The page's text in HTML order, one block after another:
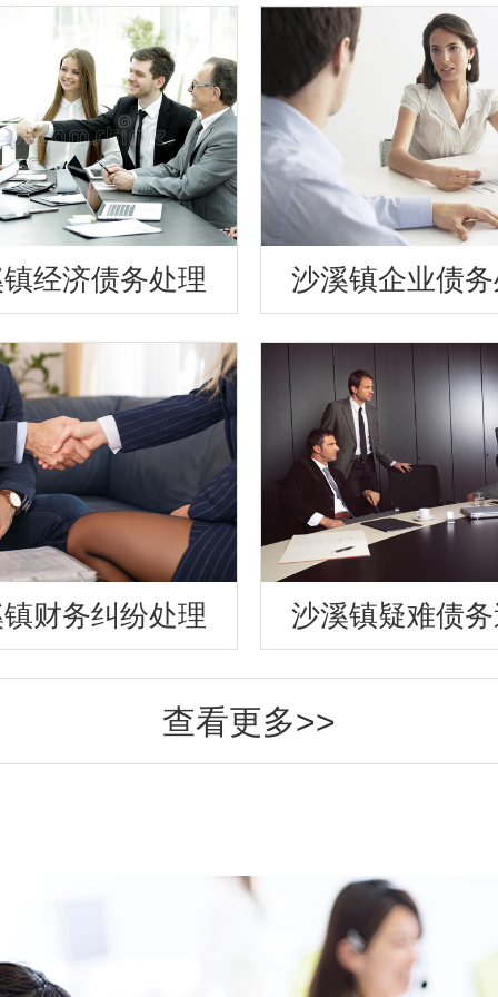
经济债务处理 沙溪镇企业债
财务纠纷处理 沙溪镇疑难债
查看更多>>